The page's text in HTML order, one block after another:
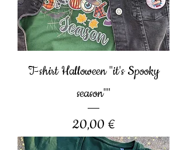
T-shirt Halloween "it's Spooky
season""
Prix
20,00 €